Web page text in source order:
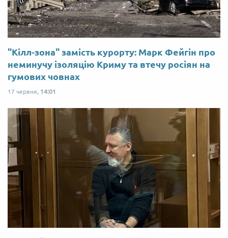
"Кілл-зона" замість курорту: Марк Фейгін про
неминучу ізоляцію Криму та втечу росіян на
гумових човнах
17 червня, 14:01